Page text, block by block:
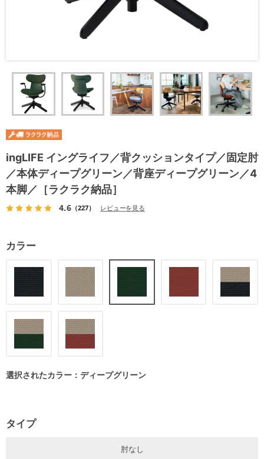
ingLIFE イングライフ／背クッションタイプ／固定肘
／本体ディープグリーン／背座ディープグリーン／4
本脚／［ラクラク納品］
4.6（227） レビューを見る
カラー
選択されたカラー：ディープグリーン
タイプ
肘なし